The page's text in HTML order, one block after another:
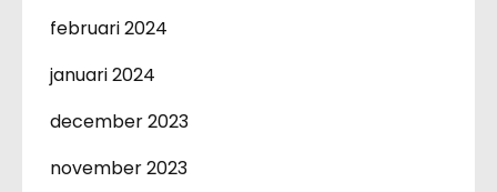
februari 2024
januari 2024
december 2023
november 2023